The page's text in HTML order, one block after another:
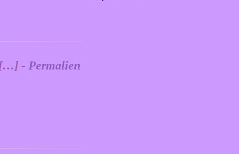
…] - Permalien